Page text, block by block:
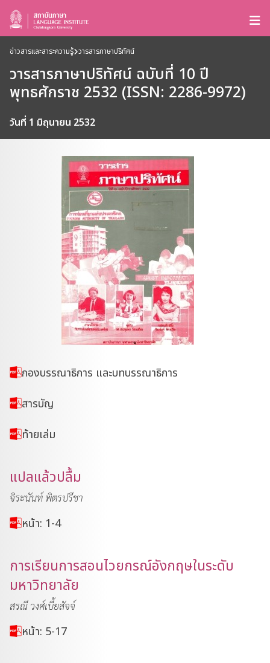
ข่าวสารและสาระความรู้ วารสารภาษาปริทัศน์
วารสารภาษาปริทัศน์ ฉบับที่ 10 ปี
พุทธศักราช 2532 (ISSN: 2286-9972)
วันที่ 1 มิถุนายน 2532
กองบรรณาธิการ และบทบรรณาธิการ
สารบัญ
ท้ายเล่ม
แปลแล้วปลื้ม
จิระนันท์ พิตรปรีชา
หน้า: 1-4
การเรียนการสอนไวยกรณ์อังกฤษในระดับ
มหาวิทยาลัย
สรณี วงศ์เบี้ยสัจจ์
หน้า: 5-17